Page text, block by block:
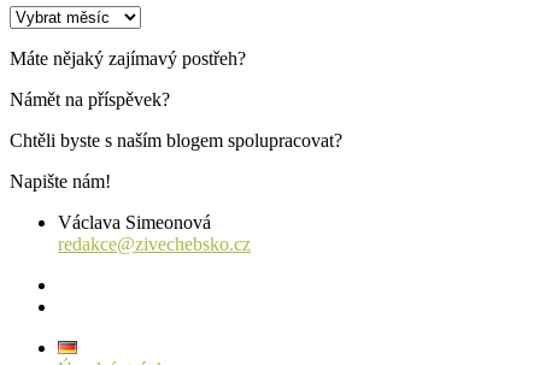
Archiv
Máte nějaký zajímavý postřeh?
Námět na příspěvek?
Chtěli byste s naším blogem spolupracovat?
Napište nám!
Václava Simeonová
redakce@zivechebsko.cz